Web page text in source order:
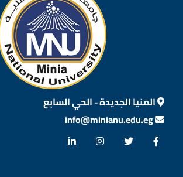
المنيا الجديدة - الحي السابع